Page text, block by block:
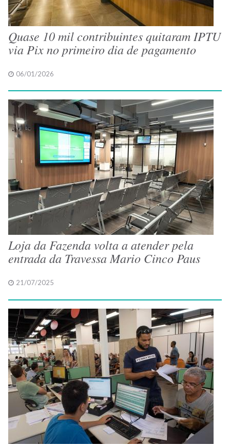
Quase 10 mil contribuintes quitaram IPTU
via Pix no primeiro dia de pagamento
06/01/2026
Loja da Fazenda volta a atender pela
entrada da Travessa Mario Cinco Paus
21/07/2025